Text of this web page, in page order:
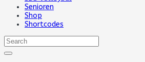
Senioren
Shop
Shortcodes